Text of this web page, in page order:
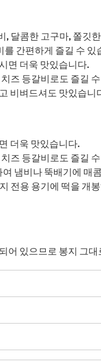
, 달콤한 고구마, 쫄깃
간편하게 즐길 수 있
면 더욱 맛있습니다.
즈 등갈비로도 즐길
비벼드셔도 맛있습니
더욱 맛있습니다.
즈 등갈비로도 즐길
냄비나 뚝배기에 매
전용 용기에 떡을 개
어 있으므로 봉지 그